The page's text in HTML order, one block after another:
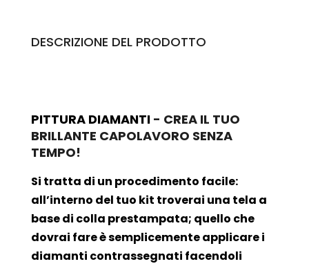
DESCRIZIONE DEL PRODOTTO
PITTURA DIAMANTI - CREA IL TUO
BRILLANTE CAPOLAVORO SENZA
TEMPO!
Si tratta di un procedimento facile:
all’interno del tuo kit troverai una tela a
base di colla prestampata; quello che
dovrai fare è semplicemente applicare i
diamanti contrassegnati facendoli